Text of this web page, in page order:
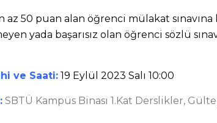
az 50 puan alan öğrenci mülakat
yada başarısız olan öğrenci sözlü
ve Saati: 19 Eylül 2023 Salı 10:00
SBTÜ Kampüs Binası 1.Kat Derslikler,